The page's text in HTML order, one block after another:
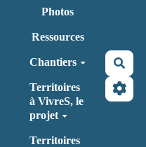
Photos
Ressources
Chantiers
Territoires
à VivreS, le
projet
Territoires